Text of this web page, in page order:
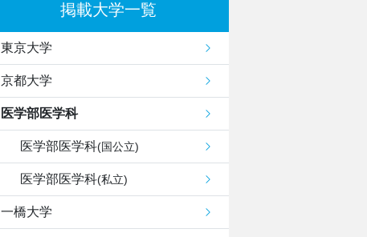
掲載大学一覧
東京大学
京都大学
医学部医学科
医学部医学科(国公立)
医学部医学科(私立)
一橋大学